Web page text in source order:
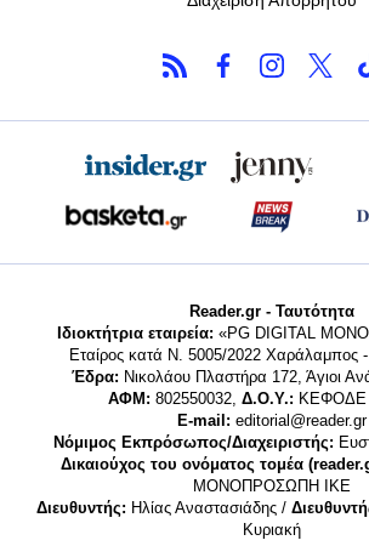
Reader.gr - Ταυτότητα
Ιδιοκτήτρια εταιρεία: «PG DIGITAL
Εταίρος κατά Ν. 5005/2022 Χαράλαμπος
Έδρα: Νικολάου Πλαστήρα 172, Άγιοι
ΑΦΜ: 802550032, Δ.Ο.Υ.: ΚΕΦΟΔΕ
E-mail: editorial@reader.gr
Νόμιμος Εκπρόσωπος/Διαχειριστής:
Δικαιούχος του ονόματος τομέα
MONΟΠΡΟΣΩΠΗ ΙΚΕ
Διευθυντής: Ηλίας Αναστασιάδης /
Κυριακή